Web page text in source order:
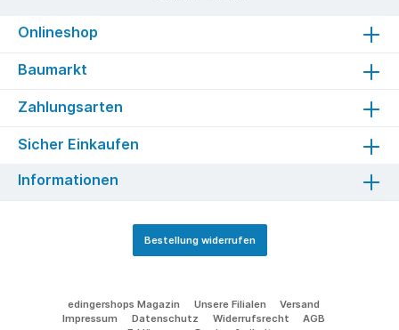
Onlineshop
Baumarkt
Zahlungsarten
Sicher Einkaufen
Informationen
Bestellung widerrufen
edingershops Magazin Unsere Filialen
Versand
Impressum
Datenschutz Widerrufsrecht
AGB